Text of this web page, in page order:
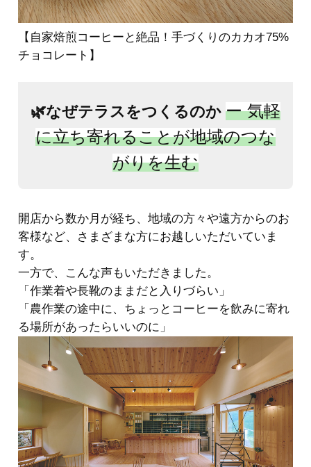
【自家焙煎コーヒーと絶品！手づくりのカカオ75%
チョコレート】
🌿なぜテラスをつくるのか ー 気軽
に立ち寄れることが地域のつな
がりを生む
開店から数か月が経ち、地域の方々や遠方からのお
客様など、さまざまな方にお越しいただいていま
す。
一方で、こんな声もいただきました。
「作業着や長靴のままだと入りづらい」
「農作業の途中に、ちょっとコーヒーを飲みに寄れ
る場所があったらいいのに」